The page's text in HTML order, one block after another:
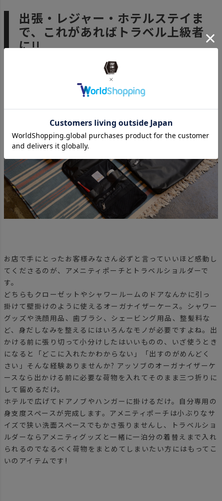
出張・レジャー・ホテルステイま
で、これがあればトラベル上級者
に!!
お店で手にとったお客様みなさん必ずと言っていいほど感動し
てくださるのが、アメニティポーチとトラベルショルダーで
す。
どちらもクローゼットやシャワールームのドアなんかに引っ
掛けて壁掛けのように使えるオーガナイザーケース。シャワー
グッズや洗顔用品、歯ブラシ、シェービング用品、整髪料な
ど、身だしなみを整えるにはいろんなモノが必要ですよね。出
かける前に張り切って小分けしたはいいものの、いざ使うとき
になると「どこに入れたかわからない」「出すのがめんどく
さい」そんな経験ありませんか? アッソブのオーガナイザーケ
ースなら出かける前に必要な荷物を入れてそのまま三つ折りに
して留めるだけ。
ホテルで広げてドアノブやハンガーに掛けるだけ。自分専用の
身支度スペースが完成します。アメニティポーチは小ぶりなサ
イズで狭い洗面スペースでもかさ張りませんし、トラベルショ
ルダーならアメニティグッズと一緒に一泊分の着替えまで入れ
られるのでなるべく荷物をまとめてしまいたい方にはもってこ
いのアイテムです!